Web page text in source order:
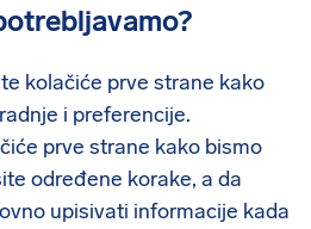
kolačiće prve strane kako
i preferencije.
prve strane kako bismo
određene korake, a da
upisivati informacije kada